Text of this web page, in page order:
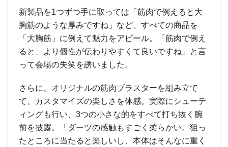
新製品を1つずつ手に取っては「筋肉で例えると大
胸筋のような厚みですね」など、すべての商品を
「大胸筋」に例えて魅力をアピール。「筋肉で例え
ると、より個性が伝わりやすくて良いですね」と言
って会場の失笑を誘いました。
さらに、オリジナルの筋肉ブラスターを組み立て
て、カスタマイズの楽しさを体感。実際にシューテ
ィングも行い、3つの小さな的をすべて打ち抜く腕
前を披露。「ダーツの感触もすごく柔らかい。狙っ
たところに当たると楽しいし、本体はそんなに重く